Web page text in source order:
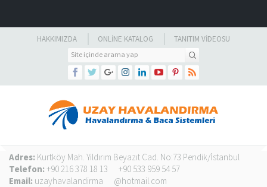
HAKKIMIZDA ONLINE KATALOG TANITIM VIDEOSU
Adres: Kurtköy Mah. Yıldırım Beyazıt Cad. No:73 Pendik/İstanbul
Telefon: +90 216 378 18 13
+90 533 959 54 57
Email: uzayhavalandirma @hotmail.com